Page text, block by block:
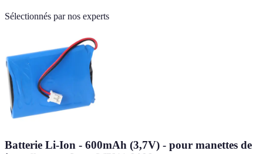
Sélectionnés par nos experts
Batterie Li-Ion - 600mAh (3,7V) - pour manettes de